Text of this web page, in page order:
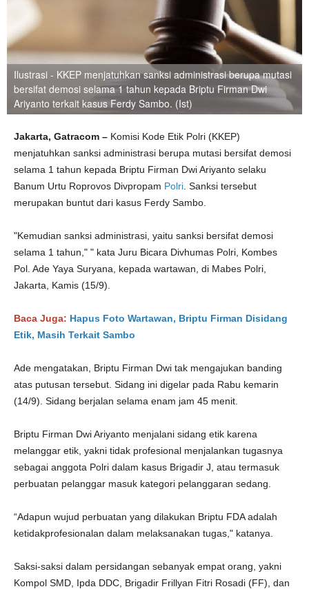
Ilustrasi - KKEP menjatuhkan sanksi administrasi berupa mutasi
bersifat demosi selama 1 tahun kepada Briptu Firman Dwi
Ariyanto terkait kasus Ferdy Sambo. (Ist)
Jakarta, Gatracom – Komisi Kode Etik Polri (KKEP)
menjatuhkan sanksi administrasi berupa mutasi bersifat demosi
selama 1 tahun kepada Briptu Firman Dwi Ariyanto selaku
Banum Urtu Roprovos Divpropam Polri . Sanksi tersebut
merupakan buntut dari kasus Ferdy Sambo.
"Kemudian sanksi administrasi, yaitu sanksi bersifat demosi
selama 1 tahun," " kata Juru Bicara Divhumas Polri, Kombes
Pol. Ade Yaya Suryana, kepada wartawan, di Mabes Polri,
Jakarta, Kamis (15/9).
Baca Juga: Hapus Foto Wartawan, Briptu Firman Disidang
Etik, Masih Terkait Sambo
Ade mengatakan, Briptu Firman Dwi tak mengajukan banding
atas putusan tersebut. Sidang ini digelar pada Rabu kemarin
(14/9). Sidang berjalan selama enam jam 45 menit.
Briptu Firman Dwi Ariyanto menjalani sidang etik karena
melanggar etik, yakni tidak profesional menjalankan tugasnya
sebagai anggota Polri dalam kasus Brigadir J, atau termasuk
perbuatan pelanggar masuk kategori pelanggaran sedang.
“Adapun wujud perbuatan yang dilakukan Briptu FDA adalah
ketidakprofesionalan dalam melaksanakan tugas," katanya.
Saksi-saksi dalam persidangan sebanyak empat orang, yakni
Kompol SMD, Ipda DDC, Brigadir Frillyan Fitri Rosadi (FF), dan